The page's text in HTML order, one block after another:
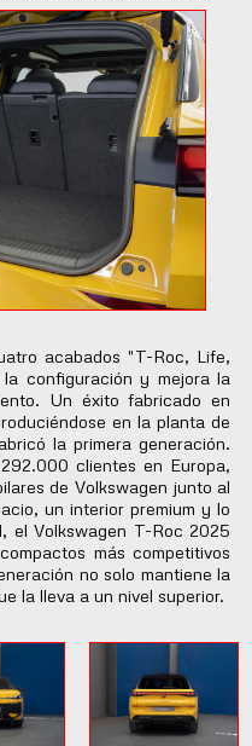
acabados "T-Roc, Life,
configuración y mejora la
Un éxito fabricado en
en la planta de
la primera generación.
clientes en Europa,
de Volkswagen junto al
un interior premium y lo
el Volkswagen T-Roc 2025
más competitivos
no solo mantiene la
la lleva a un nivel superior.